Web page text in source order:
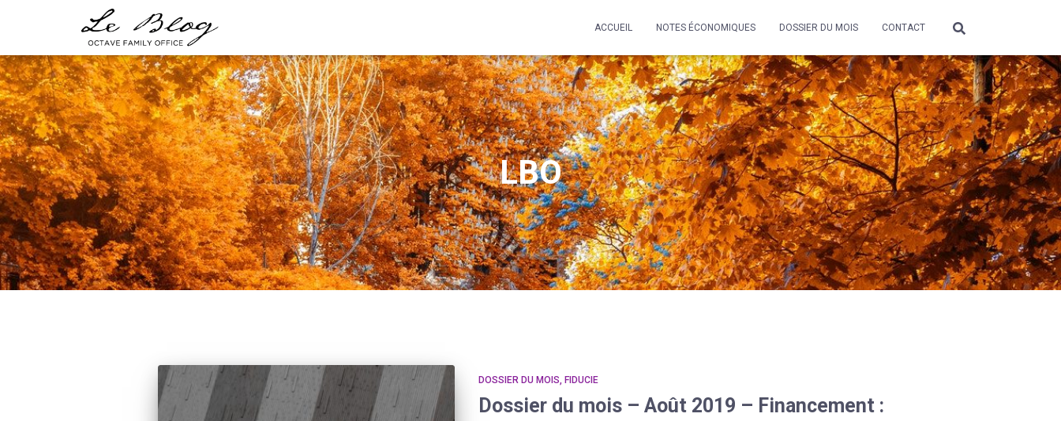
ACCUEIL NOTES ÉCONOMIQUES DOSSIER DU MOIS CONTACT
LBO
DOSSIER DU MOIS FIDUCIE
Dossier du mois – Août 2019 – Financement :